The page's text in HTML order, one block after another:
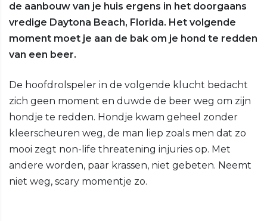
de aanbouw van je huis ergens in het doorgaans
vredige Daytona Beach, Florida. Het volgende
moment moet je aan de bak om je hond te redden
van een beer.
De hoofdrolspeler in de volgende klucht bedacht
zich geen moment en duwde de beer weg om zijn
hondje te redden. Hondje kwam geheel zonder
kleerscheuren weg, de man liep zoals men dat zo
mooi zegt non-life threatening injuries op. Met
andere worden, paar krassen, niet gebeten. Neemt
niet weg, scary momentje zo.